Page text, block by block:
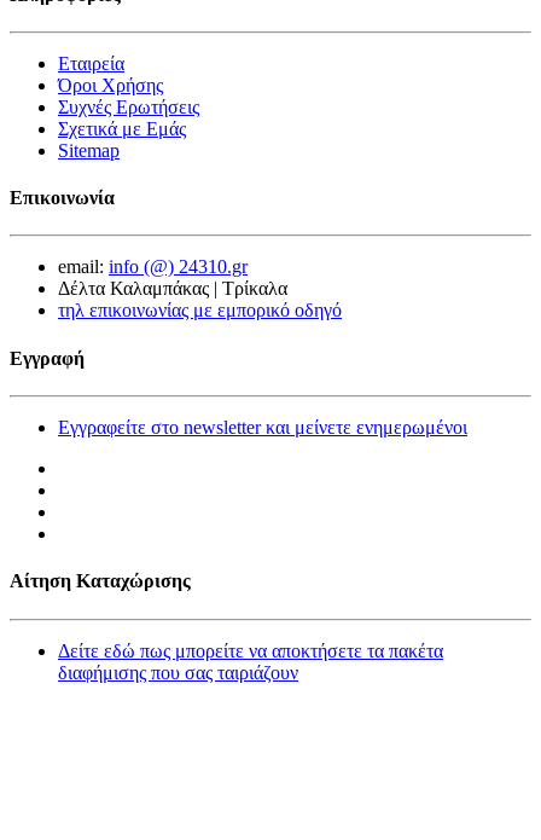
Εταιρεία
Όροι Χρήσης
Συχνές Ερωτήσεις
Σχετικά με Εμάς
Sitemap
Επικοινωνία
email: info (@) 24310.gr
Δέλτα Καλαμπάκας | Τρίκαλα
τηλ επικοινωνίας με εμπορικό οδηγό
Εγγραφή
Εγγραφείτε στο newsletter και μείνετε ενημερωμένοι
Αίτηση Καταχώρισης
Δείτε εδώ πως μπορείτε να αποκτήσετε τα πακέτα
διαφήμισης που σας ταιριάζουν